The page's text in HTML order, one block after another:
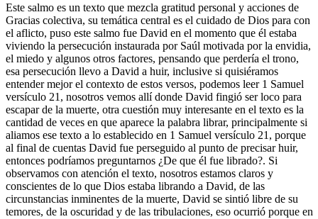
Este salmo es un texto que mezcla gratitud personal y acciones de
Gracias colectiva, su temática central es el cuidado de Dios para con
el aflicto, puso este salmo fue David en el momento que él estaba
viviendo la persecución instaurada por Saúl motivada por la envidia,
el miedo y algunos otros factores, pensando que perdería el trono,
esa persecución llevo a David a huir, inclusive si quisiéramos
entender mejor el contexto de estos versos, podemos leer 1 Samuel
versículo 21, nosotros vemos allí donde David fingió ser loco para
escapar de la muerte, otra cuestión muy interesante en el texto es la
cantidad de veces en que aparece la palabra librar, principalmente si
aliamos ese texto a lo establecido en 1 Samuel versículo 21, porque
al final de cuentas David fue perseguido al punto de precisar huir,
entonces podríamos preguntarnos ¿De que él fue librado?. Si
observamos con atención el texto, nosotros estamos claros y
conscientes de lo que Dios estaba librando a David, de las
circunstancias inminentes de la muerte, David se sintió libre de su
temores, de la oscuridad y de las tribulaciones, eso ocurrió porque en